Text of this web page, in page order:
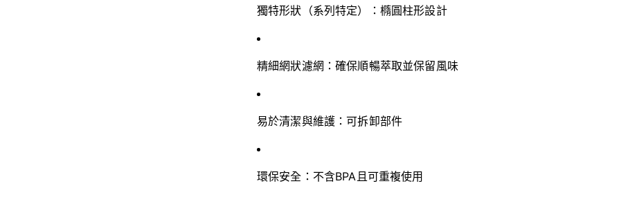
獨特形狀（系列特定）：橢圓柱形設計
精細網狀濾網：確保順暢萃取並保留風味
易於清潔與維護：可拆卸部件
環保安全：不含BPA且可重複使用